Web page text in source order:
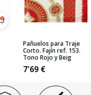
Pañuelos para Traje
Corto. Fajín ref. 153.
Tono Rojo y Beig
7'69 €